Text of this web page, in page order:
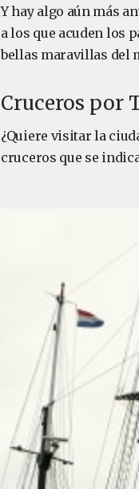
Y hay algo aún más
a los que acuden los
bellas maravillas del
Cruceros por
¿Quiere visitar la
cruceros que se